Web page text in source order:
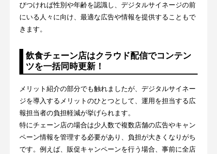
びつければ性別や年齢を認識し、デジタルサイネージの前
にいる人々に向け、最適な広告や情報を提供することもで
きます。
飲食チェーン店はクラウド配信でコンテン
ツを一括同時更新！
メリット紹介の部分でも触れましたが、デジタルサイネー
ジを導入するメリットのひとつとして、運用を担当する広
報担当者の負担軽減が挙げられます。
特にチェーン店の場合は少人数で複数店舗の広告やキャン
ペーン情報を管理する必要があり、負担が大きくなりがち
です。例えば、販促キャンペーンを行う場合、事前に全店